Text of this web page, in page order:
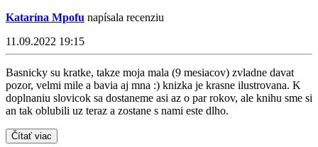
Katarína Mpofu napísala recenziu
11.09.2022 19:15
Basnicky su kratke, takze moja mala (9 mesiacov) zvladne davat
pozor, velmi mile a bavia aj mna :) knizka je krasne ilustrovana. K
doplnaniu slovicok sa dostaneme asi az o par rokov, ale knihu sme si
an tak oblubili uz teraz a zostane s nami este dlho.
Čítať viac